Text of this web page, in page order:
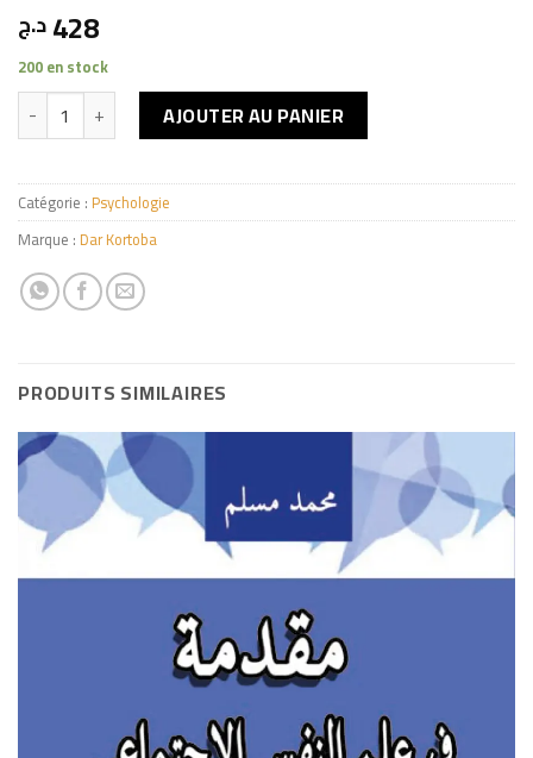
428د.ج
200 en stock
quantité de أساسيات التسيير العمومي
AJOUTER AU PANIER
Catégorie : Psychologie
Marque : Dar Kortoba
PRODUITS SIMILAIRES